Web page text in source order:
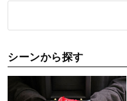
シーンから探す